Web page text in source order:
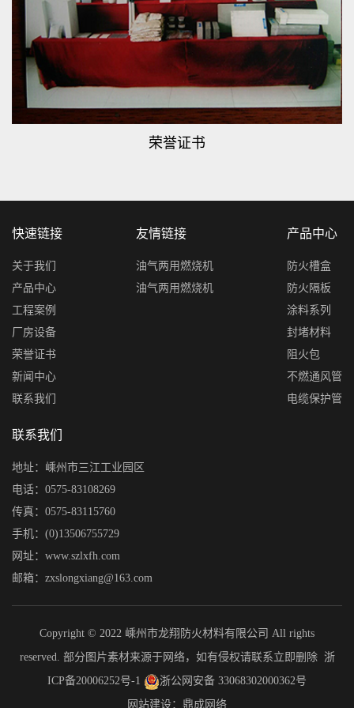
荣誉证书
快速链接
关于我们
产品中心
工程案例
厂房设备
荣誉证书
新闻中心
联系我们
友情链接
油气两用燃烧机
油气两用燃烧机
产品中心
防火槽盒
防火隔板
涂料系列
封堵材料
阻火包
不燃通风管
电缆保护管
联系我们
地址：嵊州市三江工业园区
电话：0575-83108269
传真：0575-83115760
手机：(0)13506755729
网址：www.szlxfh.com
邮箱：zxslongxiang@163.com
Copyright © 2022 嵊州市龙翔防火材料有限公司 All rights
reserved. 部分图片素材来源于网络，如有侵权请联系立即删除 浙
ICP备20006252号-1
浙公网安备 33068302000362号
网站建设：鼎成网络